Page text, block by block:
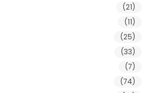
(21)
(11)
(25)
(33)
(7)
(74)